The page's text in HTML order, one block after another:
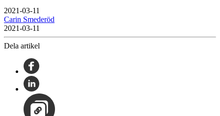
2021-03-11
Carin Smederöd
2021-03-11
Dela artikel